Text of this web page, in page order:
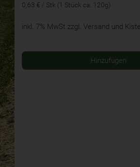
0,63 € / Stk (1 Stück ca. 120g)
inkl. 7% MwSt zzgl. Versand und
Hinzufügen